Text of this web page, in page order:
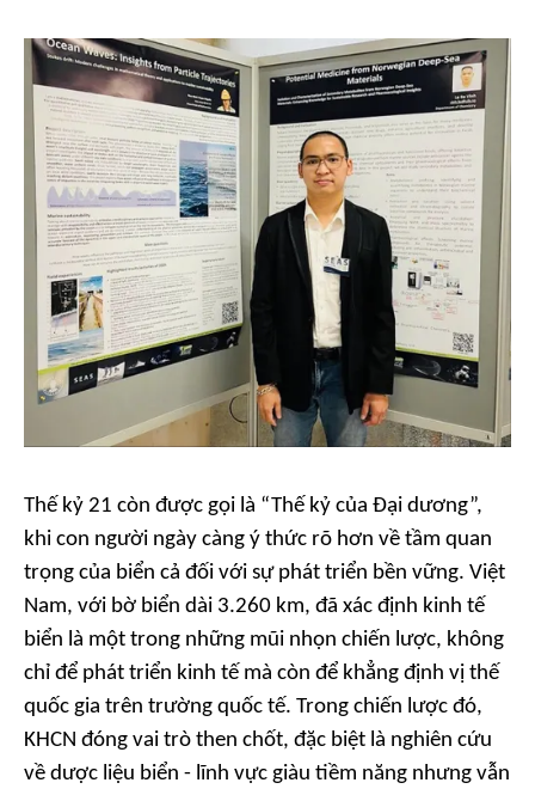
Thế kỷ 21 còn được gọi là “Thế kỷ của Đại dương”,
khi con người ngày càng ý thức rõ hơn về tầm quan
trọng của biển cả đối với sự phát triển bền vững. Việt
Nam, với bờ biển dài 3.260 km, đã xác định kinh tế
biển là một trong những mũi nhọn chiến lược, không
chỉ để phát triển kinh tế mà còn để khẳng định vị thế
quốc gia trên trường quốc tế. Trong chiến lược đó,
KHCN đóng vai trò then chốt, đặc biệt là nghiên cứu
về dược liệu biển - lĩnh vực giàu tiềm năng nhưng vẫn